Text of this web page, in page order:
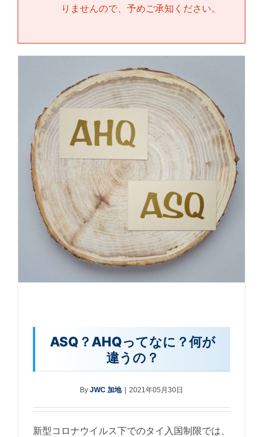
りませんので、予めご承知ください。
ASQ？AHQってなに？何が
違うの？
By JWC 加地 2021年05月30日
新型コロナウイルス下でのタイ入国制限では、